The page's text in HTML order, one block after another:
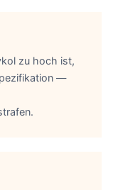
zu hoch ist,
—